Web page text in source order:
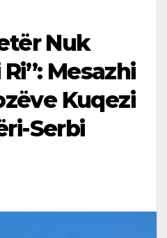
Nuk
Mesazhi
Kuqezi
Serbi